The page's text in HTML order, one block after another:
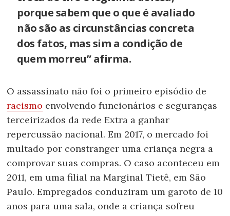
porque sabem que o que é avaliado
não são as circunstâncias concreta
dos fatos, mas sim a condição de
quem morreu” afirma.
O assassinato não foi o primeiro episódio de
racismo envolvendo funcionários e seguranças
terceirizados da rede Extra a ganhar
repercussão nacional. Em 2017, o mercado foi
multado por constranger uma criança negra a
comprovar suas compras. O caso aconteceu em
2011, em uma filial na Marginal Tietê, em São
Paulo. Empregados conduziram um garoto de 10
anos para uma sala, onde a criança sofreu